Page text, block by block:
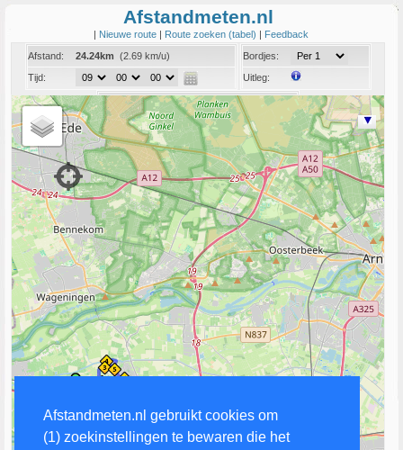
Afstandmeten.nl gebruikt cookies om
(1) zoekinstellingen te bewaren die het
Afstandmeten.nl
| Nieuwe route | Route zoeken (tabel) | Feedback
Afstand:
24.24km (2.69 km/u)
Tijd:
Bordjes:
Uitleg:
Coord:
Info:
Link naar deze route